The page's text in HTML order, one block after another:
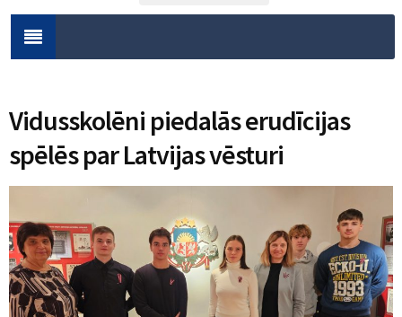
Vidusskolēni piedalās erudīcijas
spēlēs par Latvijas vēsturi